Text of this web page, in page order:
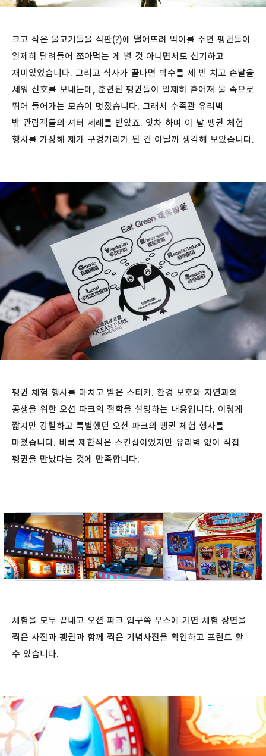
크고 작은 물고기들을 식판(?)에 떨어뜨려 먹이를 주면 펭귄들이
일제히 달려들어 쪼아먹는 게 별 것 아니면서도 신기하고
재미있었습니다. 그리고 식사가 끝나면 박수를 세 번 치고 손날을
세워 신호를 보내는데, 훈련된 펭귄들이 일제히 흩어져 물 속으로
뛰어 들어가는 모습이 멋졌습니다. 그래서 수족관 유리벽
밖 관람객들의 셔터 세례를 받았죠. 앗차 하며 이 날 펭귄 체험
행사를 가장해 제가 구경거리가 된 건 아닐까 생각해 보았습니다.
펭귄 체험 행사를 마치고 받은 스티커. 환경 보호와 자연과의
공생을 위한 오션 파크의 철학을 설명하는 내용입니다. 이렇게
짧지만 강렬하고 특별했던 오션 파크의 펭귄 체험 행사를
마쳤습니다. 비록 제한적은 스킨십이었지만 유리벽 없이 직접
펭귄을 만났다는 것에 만족합니다.
체험을 모두 끝내고 오션 파크 입구쪽 부스에 가면 체험 장면을
찍은 사진과 펭귄과 함께 찍은 기념사진을 확인하고 프린트 할
수 있습니다.